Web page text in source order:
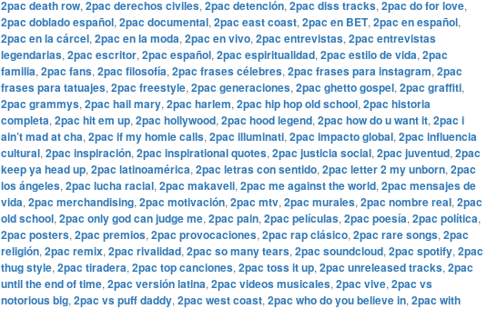
2pac death row, 2pac derechos civiles, 2pac detención, 2pac diss tracks, 2pac do for love,
2pac doblado español, 2pac documental, 2pac east coast, 2pac en BET, 2pac en español,
2pac en la cárcel, 2pac en la moda, 2pac en vivo, 2pac entrevistas, 2pac entrevistas
legendarias, 2pac escritor, 2pac español, 2pac espiritualidad, 2pac estilo de vida, 2pac
familia, 2pac fans, 2pac filosofía, 2pac frases célebres, 2pac frases para instagram, 2pac
frases para tatuajes, 2pac freestyle, 2pac generaciones, 2pac ghetto gospel, 2pac graffiti,
2pac grammys, 2pac hail mary, 2pac harlem, 2pac hip hop old school, 2pac historia
completa, 2pac hit em up, 2pac hollywood, 2pac hood legend, 2pac how do u want it, 2pac i
ain’t mad at cha, 2pac if my homie calls, 2pac illuminati, 2pac impacto global, 2pac influencia
cultural, 2pac inspiración, 2pac inspirational quotes, 2pac justicia social, 2pac juventud, 2pac
keep ya head up, 2pac latinoamérica, 2pac letras con sentido, 2pac letter 2 my unborn, 2pac
los ángeles, 2pac lucha racial, 2pac makaveli, 2pac me against the world, 2pac mensajes de
vida, 2pac merchandising, 2pac motivación, 2pac mtv, 2pac murales, 2pac nombre real, 2pac
old school, 2pac only god can judge me, 2pac pain, 2pac películas, 2pac poesía, 2pac política,
2pac posters, 2pac premios, 2pac provocaciones, 2pac rap clásico, 2pac rare songs, 2pac
religión, 2pac remix, 2pac rivalidad, 2pac so many tears, 2pac soundcloud, 2pac spotify, 2pac
thug style, 2pac tiradera, 2pac top canciones, 2pac toss it up, 2pac unreleased tracks, 2pac
until the end of time, 2pac versión latina, 2pac videos musicales, 2pac vive, 2pac vs
notorious big, 2pac vs puff daddy, 2pac west coast, 2pac who do you believe in, 2pac with